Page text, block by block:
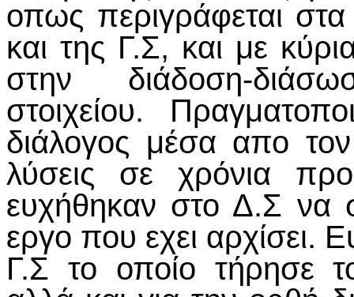
οπως περιγράφεται
και της Γ.Σ, και με
στην διάδοση-
στοιχείου.
διάλογος μέσα απο
λύσεις σε χρόνια
ευχήθηκαν στο Δ.Σ να
εργο που εχει αρχίσει.
Γ.Σ το οποίο τήρησε